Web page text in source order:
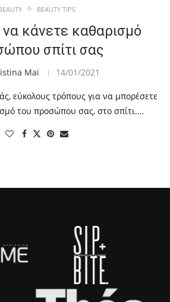
BEAUTY TIPS
κάνετε καθαρισμό
σπίτι σας
Mai 14/01/2021
εύκολους τρόπους για να μπορέσετε
του προσώπου σας, στο σπίτι.…